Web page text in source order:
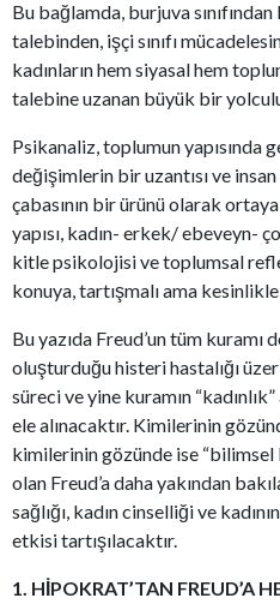
Bu bağlamda, burjuva
talebinden, işçi sınıfı
kadınların hem siyasal hem
talebine uzanan büyük bir
Psikanaliz, toplumun yapısında
değişimlerin bir uzantısı ve
çabasının bir ürünü olarak ortaya
yapısı, kadın- erkek/ ebeveyn-
kitle psikolojisi ve toplumsal
konuya, tartışmalı ama
Bu yazıda Freud’un tüm kuramı
oluşturduğu histeri hastalığı
süreci ve yine kuramın
ele alınacaktır. Kimilerinin
kimilerinin gözünde ise “bilimsel
olan Freud’a daha yakından
sağlığı, kadın cinselliği ve
etkisi tartışılacaktır.
1. HİPOKRAT’TAN FREUD’A